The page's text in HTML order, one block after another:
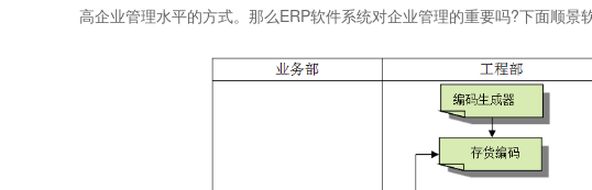
高企业管理水平的方式。那么ERP软件系统对企业管理的重要吗?下面顺景